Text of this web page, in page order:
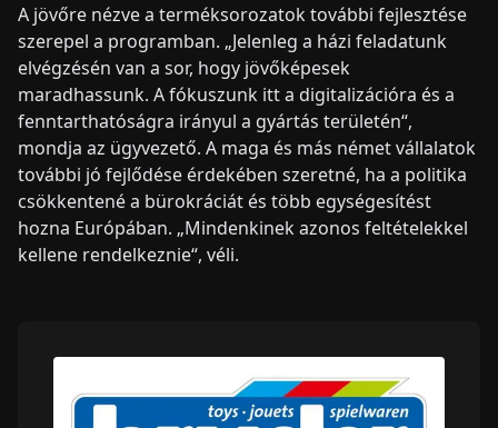
A jövőre nézve a terméksorozatok további fejlesztése
szerepel a programban. „Jelenleg a házi feladatunk
elvégzésén van a sor, hogy jövőképesek
maradhassunk. A fókuszunk itt a digitalizációra és a
fenntarthatóságra irányul a gyártás területén“,
mondja az ügyvezető. A maga és más német vállalatok
további jó fejlődése érdekében szeretné, ha a politika
csökkentené a bürokráciát és több egységesítést
hozna Európában. „Mindenkinek azonos feltételekkel
kellene rendelkeznie“, véli.